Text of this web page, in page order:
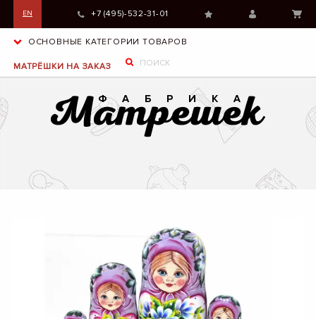
EN +7 (495)-532-31-01
ОСНОВНЫЕ КАТЕГОРИИ ТОВАРОВ
МАТРЁШКИ НА ЗАКАЗ